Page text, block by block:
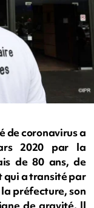
de coronavirus a
2020 par la
de 80 ans, de
qui a transité par
préfecture, son